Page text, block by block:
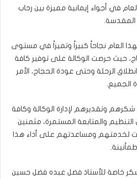
في أجواء إيمانية مميزة بين رحاب
المقدسة.
العام نجاحاً كبيراً وتميزاً في مستوى
حيث حرصت الوكالة على توفير كافة
الرحلة وحتى عودة الحجاج، الأمر
الجميع.
وتقديرهم لإدارة الوكالة وكافة
والمتابعة المستمرة، مثمنين
لخدمتهم ومساعدتهم على أداء هذا
خاصة للأستاذ فضل عبده فضل حسين